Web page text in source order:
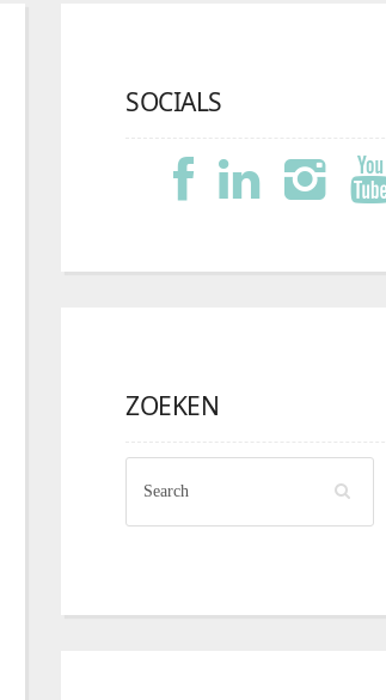
SOCIALS
ZOEKEN